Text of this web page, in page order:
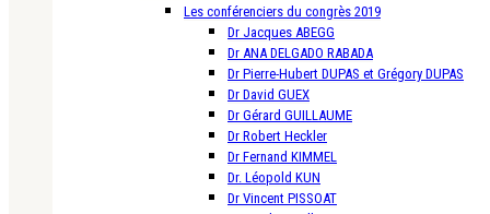
Les conférenciers du congrès 2019
Dr Jacques ABEGG
Dr ANA DELGADO RABADA
Dr Pierre-Hubert DUPAS et Grégory DUPAS
Dr David GUEX
Dr Gérard GUILLAUME
Dr Robert Heckler
Dr Fernand KIMMEL
Dr. Léopold KUN
Dr Vincent PISSOAT